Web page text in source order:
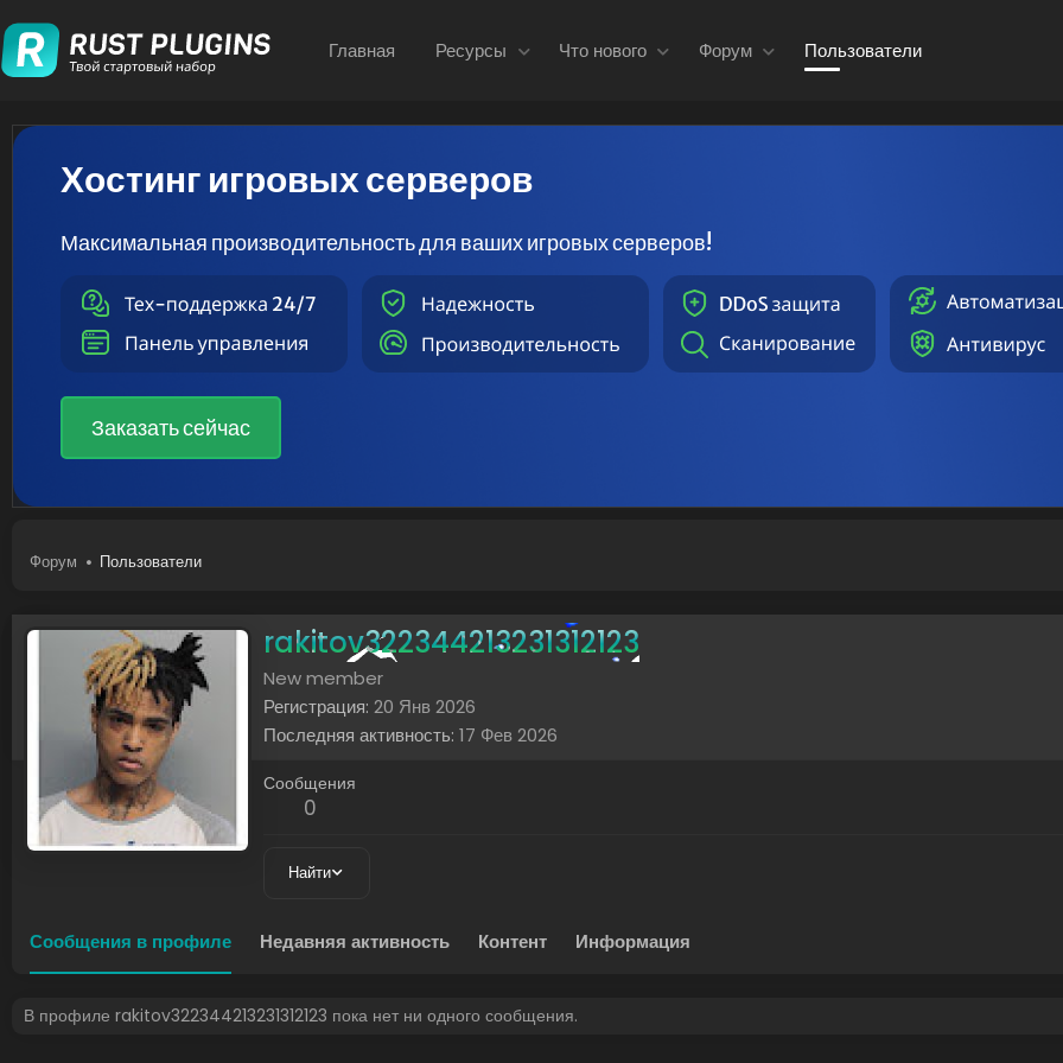
Главная Ресурсы Что нового Форум Пользователи
Хостинг игровых серверов
Максимальная производительность для ваших игровых серверов!
Заказать сейчас
Форум Пользователи
rakitov322344213231312123
New member
Регистрация 20 Янв 2026
Последняя активность 17 Фев 2026
Сообщения
0
Найти
Сообщения в профиле Недавняя активность Контент Информация
В профиле rakitov322344213231312123 пока нет ни одного сообщения.